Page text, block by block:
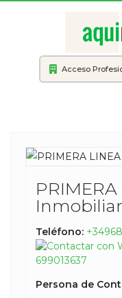
Acceso
PRIMERA
Teléfono:
699013637
Persona de